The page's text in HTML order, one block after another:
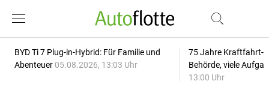
BYD Ti 7 Plug-in-Hybrid: Für Familie und
Abenteuer 05.08.2026, 13:03 Uhr
75 Jahre Kraftfahrt-
Behörde, viele
13:00 Uhr